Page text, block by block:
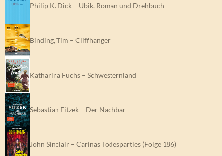
Philip K. Dick – Ubik. Roman und Drehbuch
Binding, Tim – Cliffhanger
Katharina Fuchs – Schwesternland
Sebastian Fitzek – Der Nachbar
John Sinclair – Carinas Todesparties (Folge 186)